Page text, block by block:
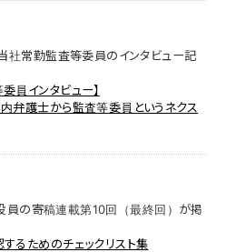
社常勤監査等委員のインタビュー記
員インタビュー】
内弁護士から監査等委員というネクス
員の寄稿連載第10回（最終回）が掲
するためのチェックリスト集